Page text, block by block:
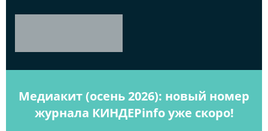
Медиакит (осень 2026): новый номер
журнала КИНДЕРinfo уже скоро!